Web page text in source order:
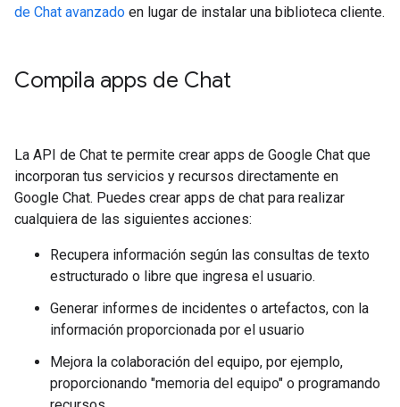
de Chat avanzado en lugar de instalar una biblioteca cliente.
Compila apps de Chat
La API de Chat te permite crear apps de Google Chat que
incorporan tus servicios y recursos directamente en
Google Chat. Puedes crear apps de chat para realizar
cualquiera de las siguientes acciones:
Recupera información según las consultas de texto
estructurado o libre que ingresa el usuario.
Generar informes de incidentes o artefactos, con la
información proporcionada por el usuario
Mejora la colaboración del equipo, por ejemplo,
proporcionando "memoria del equipo" o programando